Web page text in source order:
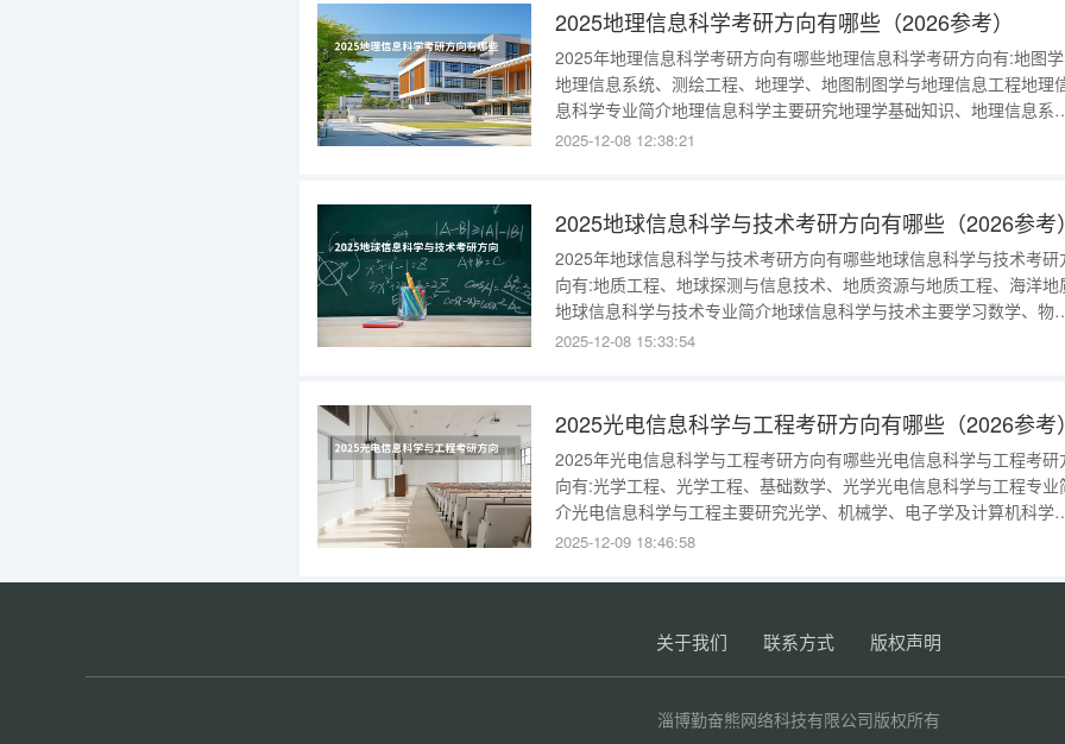
计算机算法数学编程
2025地理信息科学考研方向有哪些（2026参考）
2025年地理信息科学考研方向有哪些地理信息科学考研方向有:地图
地理信息系统、测绘工程、地理学、地图制图学与地理信息工程地理
息科学专业简介地理信息科学主要研究地理学基础知识、地理信息系
统、数据库原理、遥感原理与技术等，运用3S（GPSGISRS）技术，将
机、遥感、
2025-12-08 12:38:21
2025地球信息科学与技术考研方向有哪些（2026参考）
2025年地球信息科学与技术考研方向有哪些地球信息科学与技术考研
向有:地质工程、地球探测与信息技术、地质资源与地质工程、海洋地
地球信息科学与技术专业简介地球信息科学与技术主要学习数学、物
学、地球动力学与空间大地测量学的基础知识及系统地掌握现代信息科
息工程、3S集成（
2025-12-08 15:33:54
2025光电信息科学与工程考研方向有哪些（2026参考）
2025年光电信息科学与工程考研方向有哪些光电信息科学与工程考研
向有:光学工程、光学工程、基础数学、光学光电信息科学与工程专业
介光电信息科学与工程主要研究光学、机械学、电子学及计算机科学
领域的基本知识和技能，学习光电信息领域内光电仪器的设计及制造方
望远镜等光学仪器的设计制造，红外探测器、地铁X光安检机等器件
2025-12-09 18:46:58
关于我们 联系方式 版权声明
淄博勤奋熊网络科技有限公司版权所有